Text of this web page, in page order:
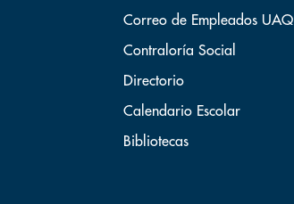
Correo de Empleados UAQ
Contraloría Social
Directorio
Calendario Escolar
Bibliotecas